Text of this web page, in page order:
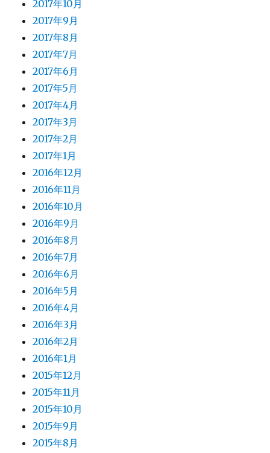
2017年10月
2017年9月
2017年8月
2017年7月
2017年6月
2017年5月
2017年4月
2017年3月
2017年2月
2017年1月
2016年12月
2016年11月
2016年10月
2016年9月
2016年8月
2016年7月
2016年6月
2016年5月
2016年4月
2016年3月
2016年2月
2016年1月
2015年12月
2015年11月
2015年10月
2015年9月
2015年8月